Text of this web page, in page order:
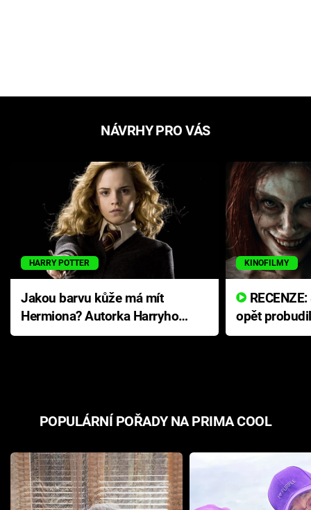
NÁVRHY PRO VÁS
HARRY POTTER
Jakou barvu kůže má mít
Hermiona? Autorka Harryho
Pottera přišla s ráznou
KINOFILMY
opět
přichází s
POPULÁRNÍ POŘADY NA PRIMA COOL